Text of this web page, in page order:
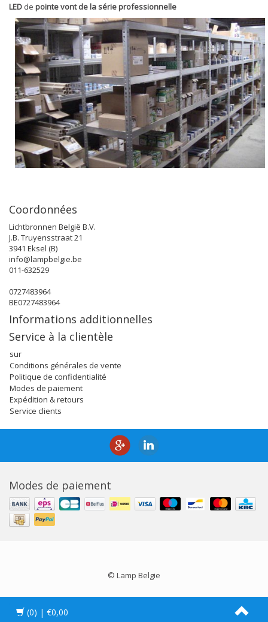
LED de pointe vont de la série professionnelle
Coordonnées
Lichtbronnen België B.V.
J.B. Truyensstraat 21
3941 Eksel (B)
info@lampbelgie.be
011-632529
0727483964
BE0727483964
Informations additionnelles
Service à la clientèle
sur
Conditions générales de vente
Politique de confidentialité
Modes de paiement
Expédition & retours
Service clients
Modes de paiement
© Lamp Belgie
(0) | €0,00